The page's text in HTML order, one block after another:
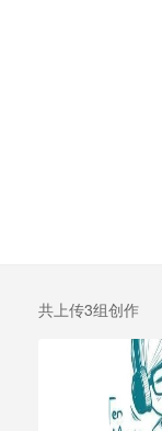
共上传3组创作